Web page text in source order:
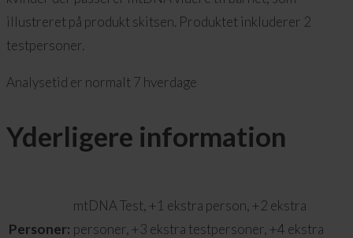
illustreret på produkt skitsen. Produktet inkluderer 2
testpersoner.
Analysetid er normalt 7 hverdage
Yderligere information
Personer:
mtDNA Test, +1 ekstra person, +2 ekstra
personer, +3 ekstra testpersoner, +4 ekstra